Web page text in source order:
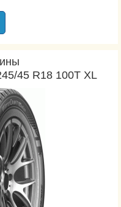
45 R18 100T XL